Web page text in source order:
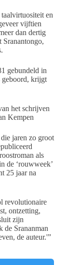
en
vijftien
dan dertig
Sranantongo,
gebundeld in
krijgt
het schrijven
Kempen
jaren zo groot
als
de ‘rouwweek’
25 jaar na
revolutionaire
ontzetting,
zijn
de Srananman
de auteur.'”